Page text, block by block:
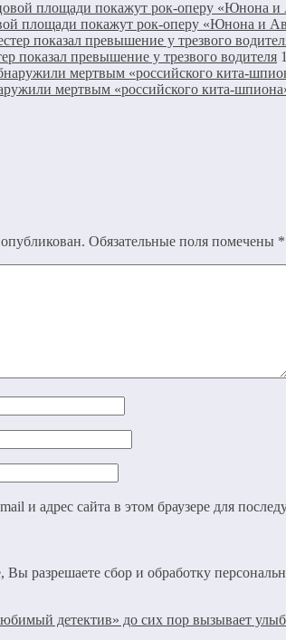
площади покажут рок-оперу «Юнона и
показал превышение у трезвого водителя
мертвым «российского кита-
Обязательные поля помечены *
и адрес сайта в этом браузере для
Вы разрешаете сбор и обработку